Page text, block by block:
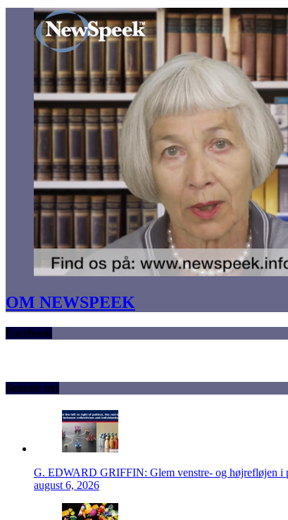
OM NEWSPEEK
Facebook
Seneste nyt
G. EDWARD GRIFFIN: Glem venstre- og højrefløjen i
august 6, 2026